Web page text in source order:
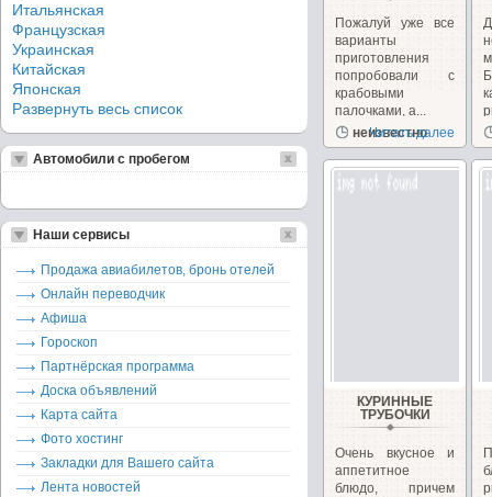
Пожалуй уже все
варианты
приготовления
попробовали с
крабовыми
палочками, а...
неизвестно
Читать далее
КУРИННЫЕ
ТРУБОЧКИ
Очень вкусное и
аппетитное
блюдо, причем
Итальянская
Французская
Украинская
Китайская
Японская
Развернуть весь список
Автомобили с пробегом
Наши сервисы
Продажа авиабилетов, бронь отелей
Онлайн переводчик
Афиша
Гороскоп
Партнёрская программа
Доска объявлений
Карта сайта
Фото хостинг
Закладки для Вашего сайта
Лента новостей